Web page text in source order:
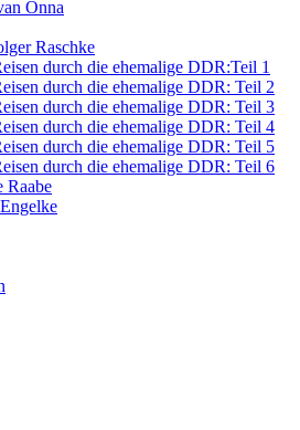
Onna
Raschke
durch die ehemalige DDR:Teil 1
durch die ehemalige DDR: Teil 2
durch die ehemalige DDR: Teil 3
durch die ehemalige DDR: Teil 4
durch die ehemalige DDR: Teil 5
durch die ehemalige DDR: Teil 6
Raabe